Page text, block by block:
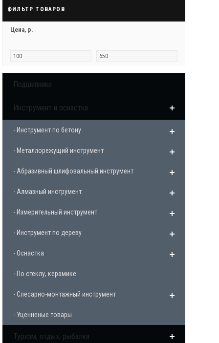
ФИЛЬТР ТОВАРОВ
Цена, р.
Подшипники
Инструмент и оснастка
- Инструмент по бетону
- Металлорежущий инструмент
- Абразивный шлифовальный инструмент
- Алмазный инструмент
- Измерительный инструмент
- Инструмент по дереву
- Оснастка
- По стеклу, керамике
- Слесарно-монтажный инструмент
- Уценненые товары
Туризм, отдых, рыбалка